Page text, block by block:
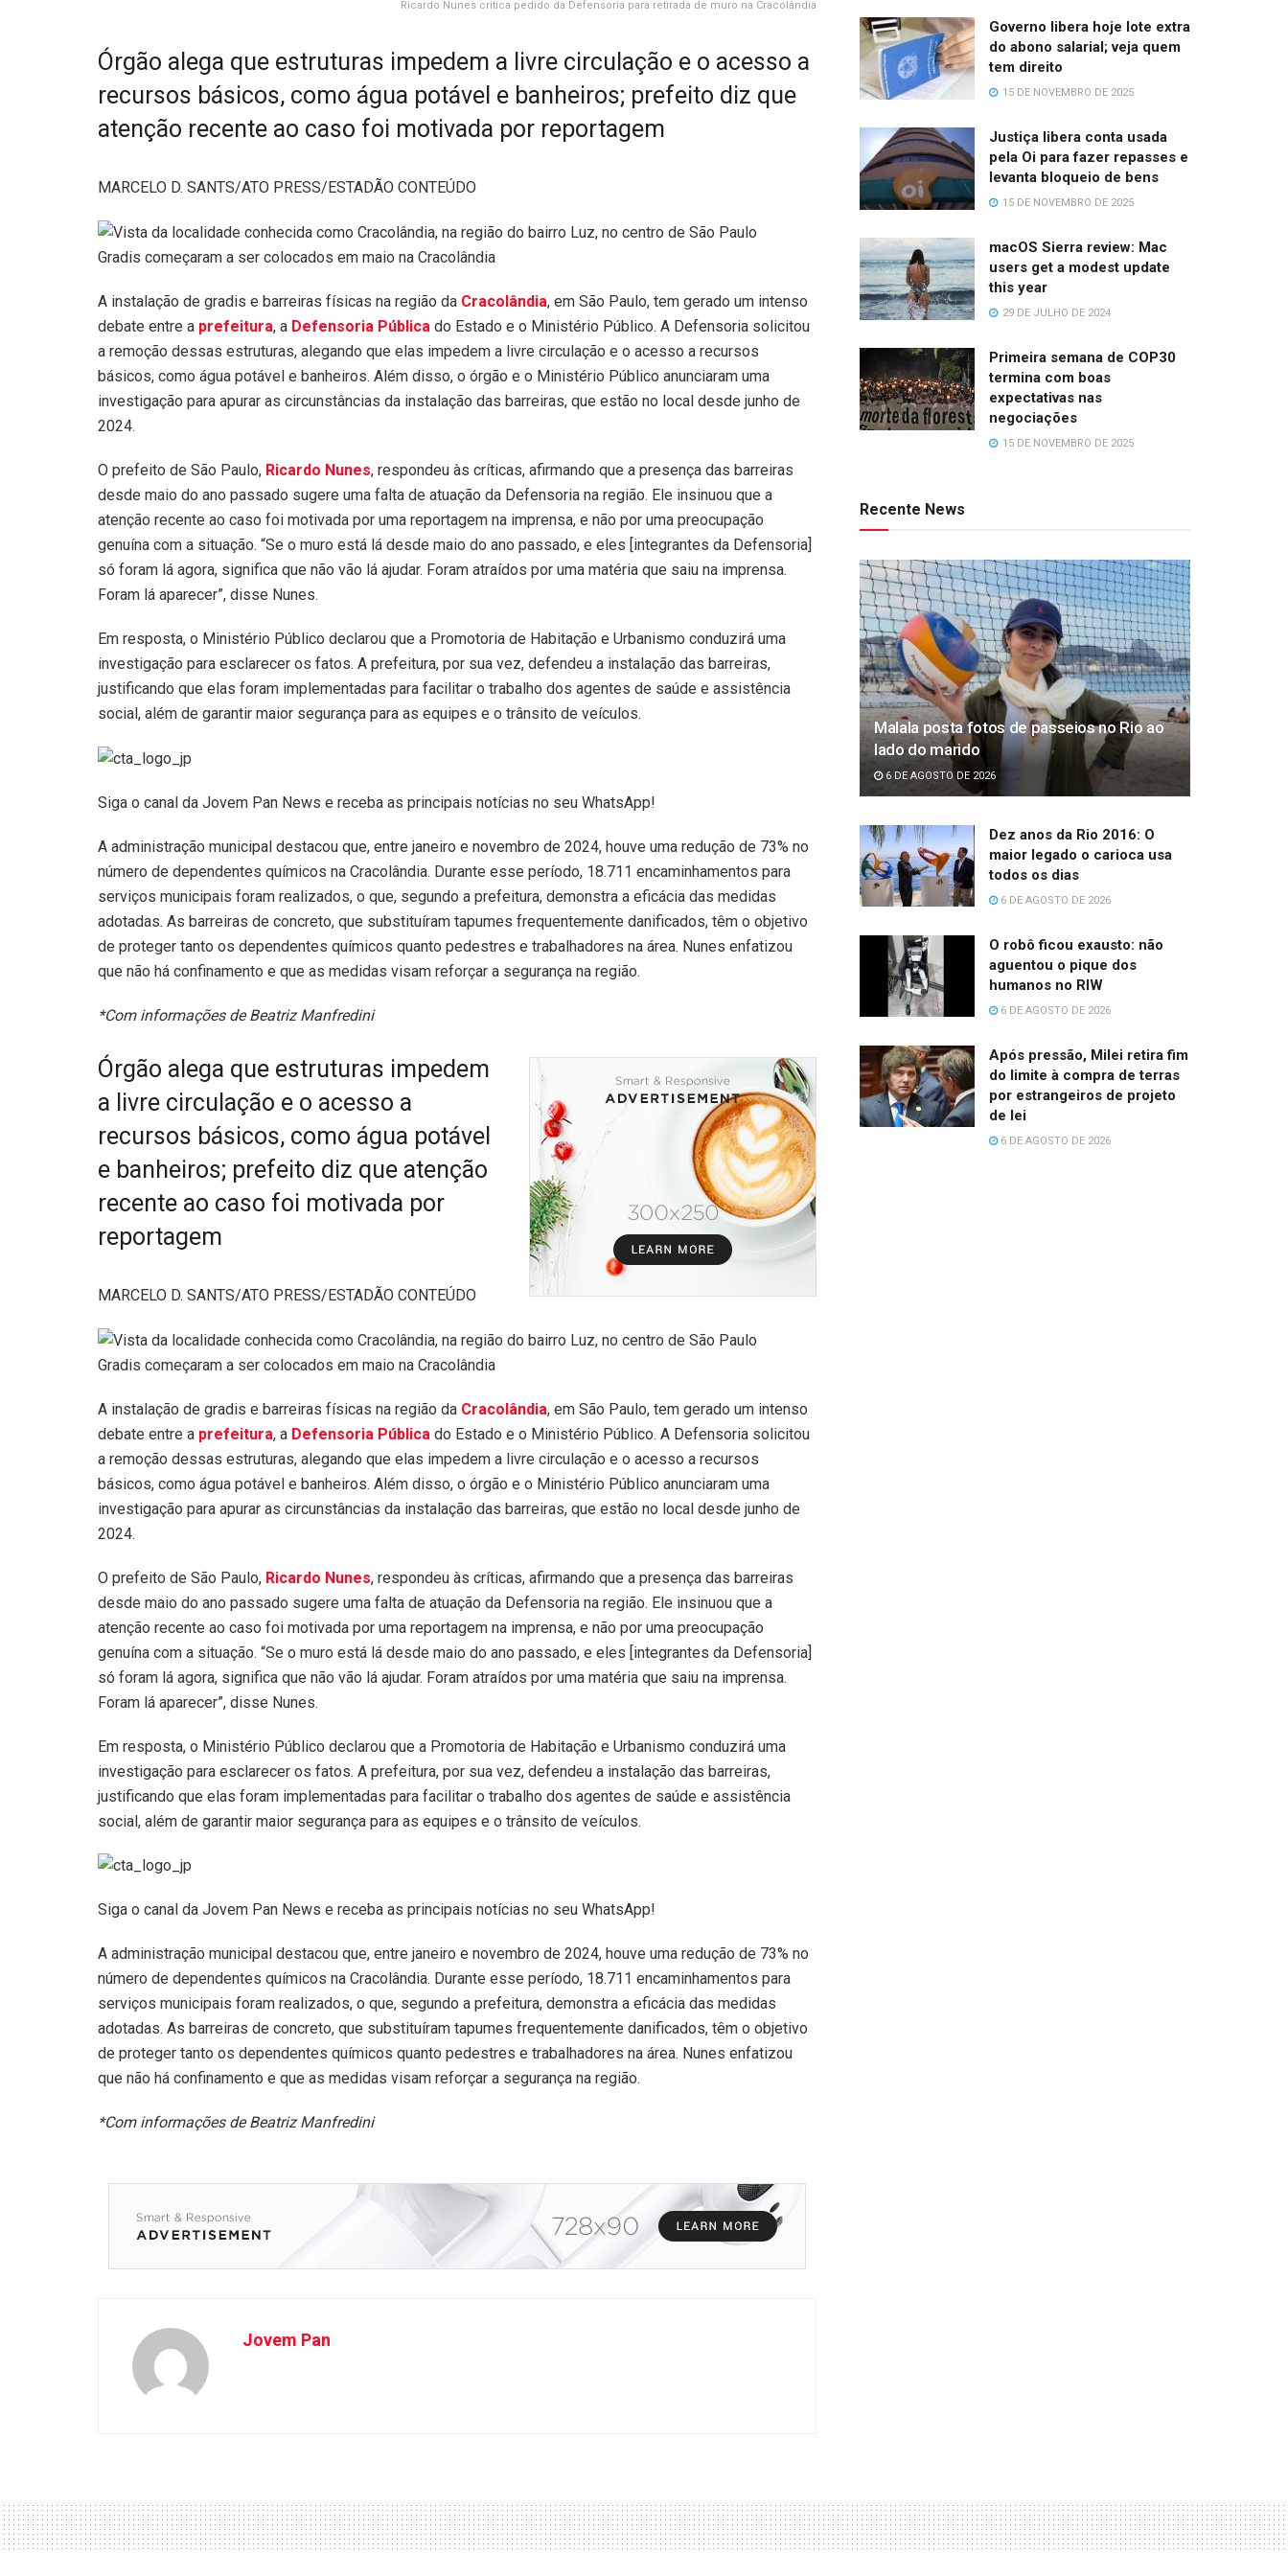
Ricardo Nunes critica pedido da Defensoria para retirada de muro na Cracolândia
Órgão alega que estruturas impedem a livre circulação e o acesso a
recursos básicos, como água potável e banheiros; prefeito diz que
atenção recente ao caso foi motivada por reportagem
MARCELO D. SANTS/ATO PRESS/ESTADÃO CONTEÚDO
Gradis começaram a ser colocados em maio na Cracolândia
A instalação de gradis e barreiras físicas na região da Cracolândia, em São Paulo, tem gerado um intenso
debate entre a prefeitura, a Defensoria Pública do Estado e o Ministério Público. A Defensoria solicitou
a remoção dessas estruturas, alegando que elas impedem a livre circulação e o acesso a recursos
básicos, como água potável e banheiros. Além disso, o órgão e o Ministério Público anunciaram uma
investigação para apurar as circunstâncias da instalação das barreiras, que estão no local desde junho de
2024.
O prefeito de São Paulo, Ricardo Nunes, respondeu às críticas, afirmando que a presença das barreiras
desde maio do ano passado sugere uma falta de atuação da Defensoria na região. Ele insinuou que a
atenção recente ao caso foi motivada por uma reportagem na imprensa, e não por uma preocupação
genuína com a situação. “Se o muro está lá desde maio do ano passado, e eles [integrantes da Defensoria]
só foram lá agora, significa que não vão lá ajudar. Foram atraídos por uma matéria que saiu na imprensa.
Foram lá aparecer”, disse Nunes.
Em resposta, o Ministério Público declarou que a Promotoria de Habitação e Urbanismo conduzirá uma
investigação para esclarecer os fatos. A prefeitura, por sua vez, defendeu a instalação das barreiras,
justificando que elas foram implementadas para facilitar o trabalho dos agentes de saúde e assistência
social, além de garantir maior segurança para as equipes e o trânsito de veículos.
Siga o canal da Jovem Pan News e receba as principais notícias no seu WhatsApp!
A administração municipal destacou que, entre janeiro e novembro de 2024, houve uma redução de 73% no
número de dependentes químicos na Cracolândia. Durante esse período, 18.711 encaminhamentos para
serviços municipais foram realizados, o que, segundo a prefeitura, demonstra a eficácia das medidas
adotadas. As barreiras de concreto, que substituíram tapumes frequentemente danificados, têm o objetivo
de proteger tanto os dependentes químicos quanto pedestres e trabalhadores na área. Nunes enfatizou
que não há confinamento e que as medidas visam reforçar a segurança na região.
*Com informações de Beatriz Manfredini
Órgão alega que estruturas impedem
a livre circulação e o acesso a
recursos básicos, como água potável
e banheiros; prefeito diz que atenção
recente ao caso foi motivada por
reportagem
MARCELO D. SANTS/ATO PRESS/ESTADÃO CONTEÚDO
Gradis começaram a ser colocados em maio na Cracolândia
A instalação de gradis e barreiras físicas na região da Cracolândia, em São Paulo, tem gerado um intenso
debate entre a prefeitura, a Defensoria Pública do Estado e o Ministério Público. A Defensoria solicitou
a remoção dessas estruturas, alegando que elas impedem a livre circulação e o acesso a recursos
básicos, como água potável e banheiros. Além disso, o órgão e o Ministério Público anunciaram uma
investigação para apurar as circunstâncias da instalação das barreiras, que estão no local desde junho de
2024.
O prefeito de São Paulo, Ricardo Nunes, respondeu às críticas, afirmando que a presença das barreiras
desde maio do ano passado sugere uma falta de atuação da Defensoria na região. Ele insinuou que a
atenção recente ao caso foi motivada por uma reportagem na imprensa, e não por uma preocupação
genuína com a situação. “Se o muro está lá desde maio do ano passado, e eles [integrantes da Defensoria]
só foram lá agora, significa que não vão lá ajudar. Foram atraídos por uma matéria que saiu na imprensa.
Foram lá aparecer”, disse Nunes.
Em resposta, o Ministério Público declarou que a Promotoria de Habitação e Urbanismo conduzirá uma
investigação para esclarecer os fatos. A prefeitura, por sua vez, defendeu a instalação das barreiras,
justificando que elas foram implementadas para facilitar o trabalho dos agentes de saúde e assistência
social, além de garantir maior segurança para as equipes e o trânsito de veículos.
Siga o canal da Jovem Pan News e receba as principais notícias no seu WhatsApp!
A administração municipal destacou que, entre janeiro e novembro de 2024, houve uma redução de 73% no
número de dependentes químicos na Cracolândia. Durante esse período, 18.711 encaminhamentos para
serviços municipais foram realizados, o que, segundo a prefeitura, demonstra a eficácia das medidas
adotadas. As barreiras de concreto, que substituíram tapumes frequentemente danificados, têm o objetivo
de proteger tanto os dependentes químicos quanto pedestres e trabalhadores na área. Nunes enfatizou
que não há confinamento e que as medidas visam reforçar a segurança na região.
*Com informações de Beatriz Manfredini
Jovem Pan
Governo libera hoje lote extra
do abono salarial; veja quem
tem direito
15 DE NOVEMBRO DE 2025
Justiça libera conta usada
pela Oi para fazer repasses e
levanta bloqueio de bens
15 DE NOVEMBRO DE 2025
macOS Sierra review: Mac
users get a modest update
this year
29 DE JULHO DE 2024
Primeira semana de COP30
termina com boas
expectativas nas
negociações
15 DE NOVEMBRO DE 2025
Recente News
Malala posta fotos de passeios no Rio ao
lado do marido
6 DE AGOSTO DE 2026
Dez anos da Rio 2016: O
maior legado o carioca usa
todos os dias
6 DE AGOSTO DE 2026
O robô ficou exausto: não
aguentou o pique dos
humanos no RIW
6 DE AGOSTO DE 2026
Após pressão, Milei retira fim
do limite à compra de terras
por estrangeiros de projeto
de lei
6 DE AGOSTO DE 2026